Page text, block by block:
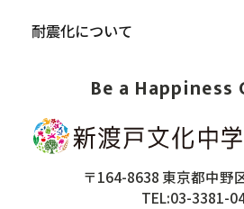
Be a Happiness
〒164-8638 東京都中野
TEL:03-3381-
耐震化について